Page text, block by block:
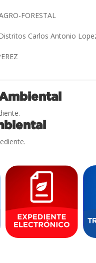
FORESTAL
Carlos Antonio